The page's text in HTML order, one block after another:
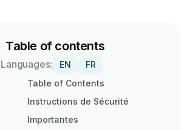
Table of contents
Languages: EN
FR
Table of Contents
Instructions de Sécurité
Importantes